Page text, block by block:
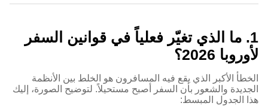
1. ما الذي تغيّر فعلياً في قوانين السفر
لأوروبا 2026؟
الخطأ الأكبر الذي يقع فيه المسافرون هو الخلط بين الأنظمة
الجديدة والشعور بأن السفر أصبح مستحيلاً. لتوضيح الصورة، إليك
هذا الجدول المبسط: